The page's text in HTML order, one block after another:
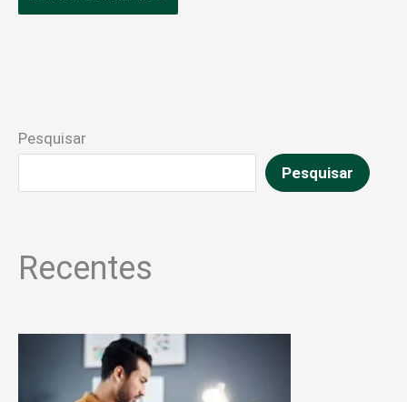
Pesquisar
Pesquisar
Recentes